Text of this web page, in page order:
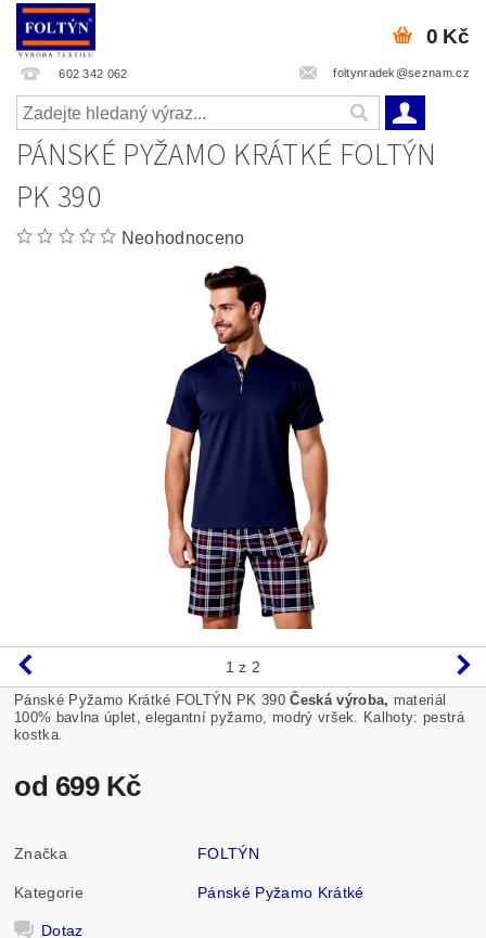
602 342 062 foltynradek@seznam.cz
0 Kč
PÁNSKÉ PYŽAMO KRÁTKÉ FOLTÝN
PK 390
Neohodnoceno
1 z 2
Pánské Pyžamo Krátké FOLTÝN PK 390Česká výroba, materiál
100% bavlna úplet, elegantní pyžamo, modrý vršek. Kalhoty: pestrá
kostka.
od 699 Kč
Značka FOLTÝN
Kategorie Pánské Pyžamo Krátké
Dotaz